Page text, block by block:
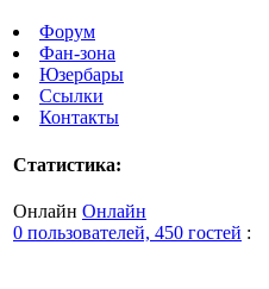
Форум
Фан-зона
Юзербары
Ссылки
Контакты
Статистика:
Онлайн Онлайн
0 пользователей, 450 гостей :